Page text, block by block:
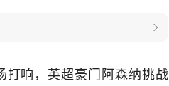
打响，英超豪门阿森纳挑战